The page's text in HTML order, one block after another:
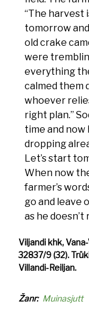
“The harvest
tomorrow
old crake
were
everything
calmed them
whoever
right plan.”
time and now
dropping
Let’s start
When now
farmer’s
go and leave
as he doesn’t
Viljandi khk,
32837/9 (32).
Villandi-Reiljan.
Žanr Muinasjutt